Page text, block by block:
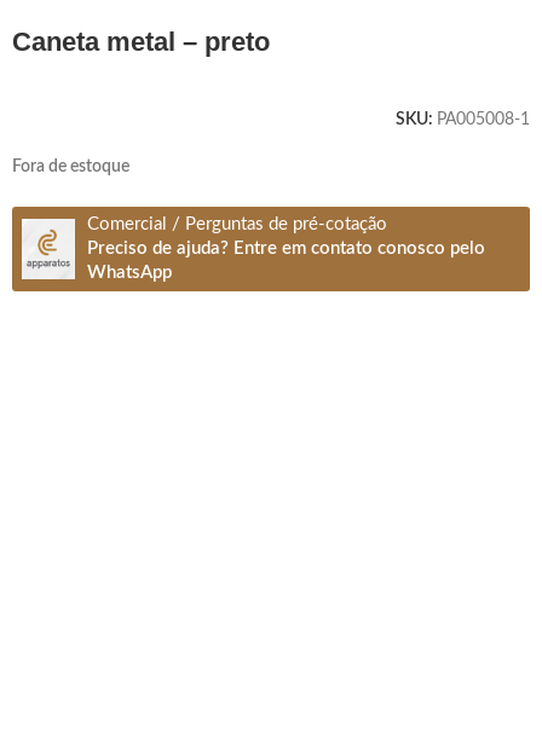
caneta metal – preto
SKU: PA005008-1
Fora de estoque
Comercial / Perguntas de pré-cotação
Preciso de ajuda? Entre em contato conosco pelo
WhatsApp